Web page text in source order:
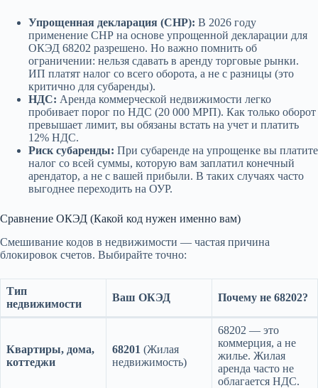
Упрощенная декларация (СНР): В 2026 году
применение СНР на основе упрощенной декларации для
ОКЭД 68202 разрешено. Но важно помнить об
ограничении: нельзя сдавать в аренду торговые рынки.
ИП платят налог со всего оборота, а не с разницы (это
критично для субаренды).
НДС: Аренда коммерческой недвижимости легко
пробивает порог по НДС (20 000 МРП). Как только оборот
превышает лимит, вы обязаны встать на учет и платить
12% НДС.
Риск субаренды: При субаренде на упрощенке вы платите
налог со всей суммы, которую вам заплатил конечный
арендатор, а не с вашей прибыли. В таких случаях часто
выгоднее переходить на ОУР.
Сравнение ОКЭД (Какой код нужен именно вам)
Смешивание кодов в недвижимости — частая причина
блокировок счетов. Выбирайте точно:
Тип
недвижимости
Ваш ОКЭД Почему не 68202?
Квартиры, дома,
коттеджи
68201 (Жилая
недвижимость)
68202 — это
коммерция, а не
жилье. Жилая
аренда часто не
облагается НДС.